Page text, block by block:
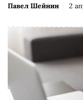
Павел Шейнин 2